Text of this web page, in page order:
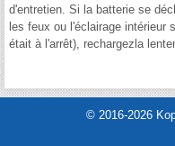
d'entretien. Si la batterie se
les feux ou l'éclairage intérieur
était à l'arrêt), rechargezla
© 2016-2026